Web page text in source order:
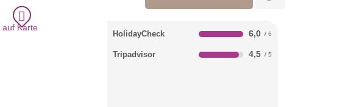
HolidayCheck 6,0
Tripadvisor 4,5